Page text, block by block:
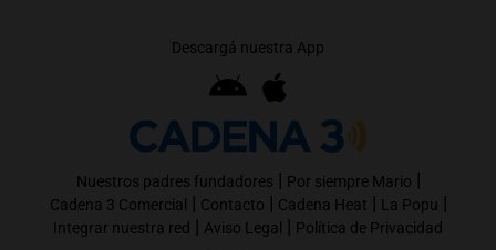
Descargá nuestra App
Nuestros padres fundadores | Por siempre Mario |
Cadena 3 Comercial | Contacto | Cadena Heat | La Popu |
Integrar nuestra red | Aviso Legal | Política de Privacidad